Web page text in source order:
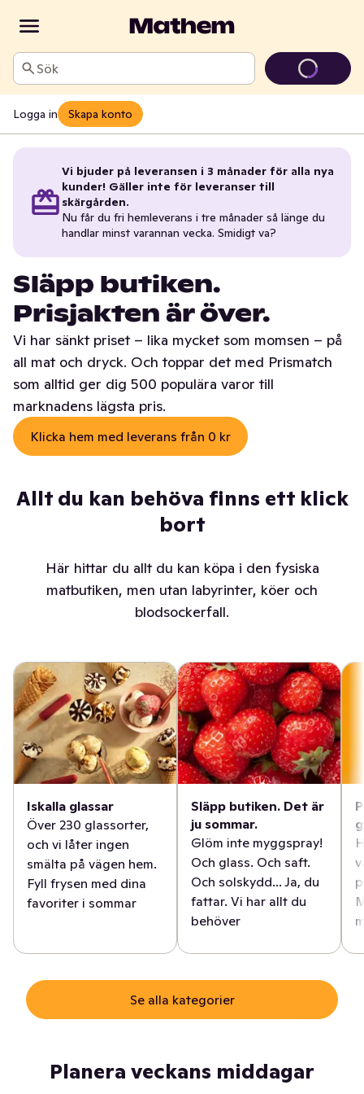
Sök
Logga in Skapa konto
Vi bjuder på leveransen i 3 månader för alla nya
kunder! Gäller inte för leveranser till
skärgården.
Nu får du fri hemleverans i tre månader så länge du
handlar minst varannan vecka. Smidigt va?
Släpp butiken.
Prisjakten är över.
Vi har sänkt priset – lika mycket som momsen – på
all mat och dryck. Och toppar det med Prismatch
som alltid ger dig 500 populära varor till
marknadens lägsta pris.
Klicka hem med leverans från 0 kr
Allt du kan behöva finns ett klick
bort
Här hittar du allt du kan köpa i den fysiska
matbutiken, men utan labyrinter, köer och
blodsockerfall.
Iskalla glassar
Över 230 glassorter,
och vi låter ingen
smälta på vägen hem.
Fyll frysen med dina
favoriter i sommar
Släpp butiken. Det är
ju sommar.
Glöm inte myggspray!
Och glass. Och saft.
Och solskydd... Ja, du
fattar. Vi har allt du
behöver
Se alla kategorier
Planera veckans middagar